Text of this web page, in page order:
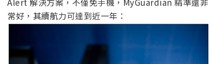
常好，其續航力可達到近一年：